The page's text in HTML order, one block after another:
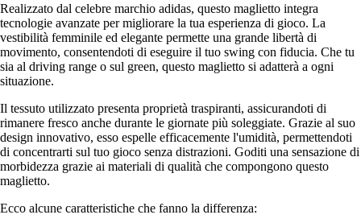
Realizzato dal celebre marchio adidas, questo maglietto integra
tecnologie avanzate per migliorare la tua esperienza di gioco. La
vestibilità femminile ed elegante permette una grande libertà di
movimento, consentendoti di eseguire il tuo swing con fiducia. Che tu
sia al driving range o sul green, questo maglietto si adatterà a ogni
situazione.
Il tessuto utilizzato presenta proprietà traspiranti, assicurandoti di
rimanere fresco anche durante le giornate più soleggiate. Grazie al suo
design innovativo, esso espelle efficacemente l'umidità, permettendoti
di concentrarti sul tuo gioco senza distrazioni. Goditi una sensazione di
morbidezza grazie ai materiali di qualità che compongono questo
maglietto.
Ecco alcune caratteristiche che fanno la differenza: